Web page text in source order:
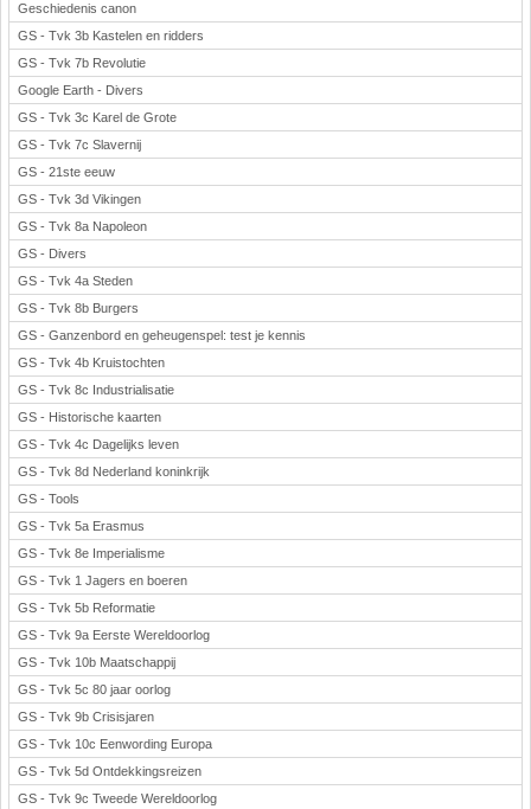
Geschiedenis canon
GS - Tvk 3b Kastelen en ridders
GS - Tvk 7b Revolutie
Google Earth - Divers
GS - Tvk 3c Karel de Grote
GS - Tvk 7c Slavernij
GS - 21ste eeuw
GS - Tvk 3d Vikingen
GS - Tvk 8a Napoleon
GS - Divers
GS - Tvk 4a Steden
GS - Tvk 8b Burgers
GS - Ganzenbord en geheugenspel: test je kennis
GS - Tvk 4b Kruistochten
GS - Tvk 8c Industrialisatie
GS - Historische kaarten
GS - Tvk 4c Dagelijks leven
GS - Tvk 8d Nederland koninkrijk
GS - Tools
GS - Tvk 5a Erasmus
GS - Tvk 8e Imperialisme
GS - Tvk 1 Jagers en boeren
GS - Tvk 5b Reformatie
GS - Tvk 9a Eerste Wereldoorlog
GS - Tvk 10b Maatschappij
GS - Tvk 5c 80 jaar oorlog
GS - Tvk 9b Crisisjaren
GS - Tvk 10c Eenwording Europa
GS - Tvk 5d Ontdekkingsreizen
GS - Tvk 9c Tweede Wereldoorlog